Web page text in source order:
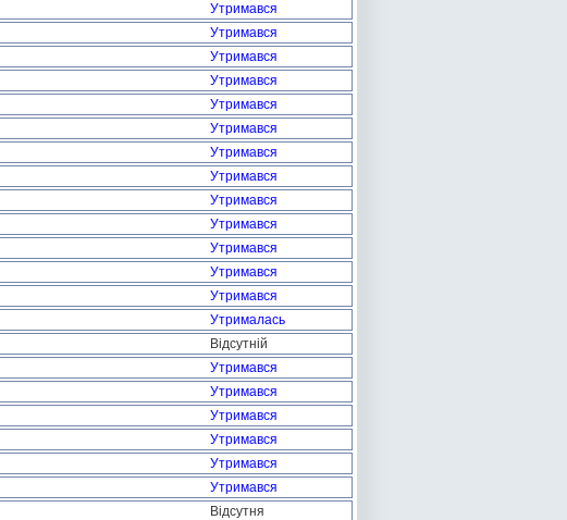
Утримався
Утримався
Утримався
Утримався
Утримався
Утримався
Утримався
Утримався
Утримався
Утримався
Утримався
Утримався
Утримався
Утрималась
Відсутній
Утримався
Утримався
Утримався
Утримався
Утримався
Утримався
Відсутня